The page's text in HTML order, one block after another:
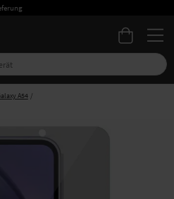
A54